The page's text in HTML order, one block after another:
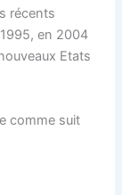
récents
en 2004
Etats
comme suit